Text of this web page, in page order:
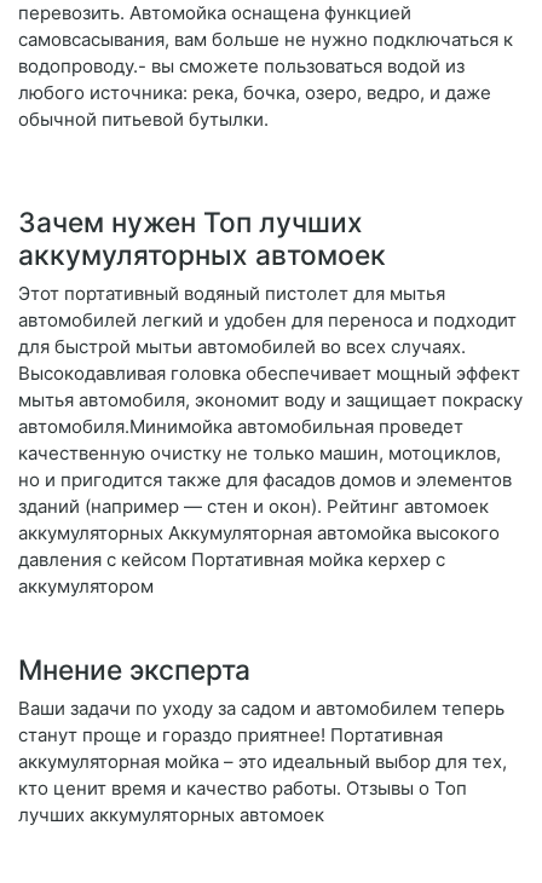
перевозить. Автомойка оснащена функцией
самовсасывания, вам больше не нужно подключаться к
водопроводу.- вы сможете пользоваться водой из
любого источника: река, бочка, озеро, ведро, и даже
обычной питьевой бутылки.
Зачем нужен Топ лучших
аккумуляторных автомоек
Этот портативный водяный пистолет для мытья
автомобилей легкий и удобен для переноса и подходит
для быстрой мытьи автомобилей во всех случаях.
Высокодавливая головка обеспечивает мощный эффект
мытья автомобиля, экономит воду и защищает покраску
автомобиля.Минимойка автомобильная проведет
качественную очистку не только машин, мотоциклов,
но и пригодится также для фасадов домов и элементов
зданий (например — стен и окон). Рейтинг автомоек
аккумуляторных Аккумуляторная автомойка высокого
давления с кейсом Портативная мойка керхер с
аккумулятором
Мнение эксперта
Ваши задачи по уходу за садом и автомобилем теперь
станут проще и гораздо приятнее! Портативная
аккумуляторная мойка – это идеальный выбор для тех,
кто ценит время и качество работы. Отзывы о Топ
лучших аккумуляторных автомоек